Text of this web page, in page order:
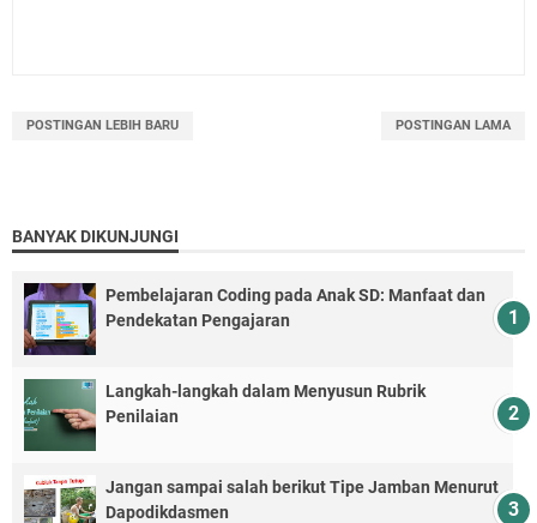
POSTINGAN LEBIH BARU POSTINGAN LAMA
BANYAK DIKUNJUNGI
Pembelajaran Coding pada Anak SD: Manfaat dan
Pendekatan Pengajaran
Langkah-langkah dalam Menyusun Rubrik
Penilaian
Jangan sampai salah berikut Tipe Jamban Menurut
Dapodikdasmen